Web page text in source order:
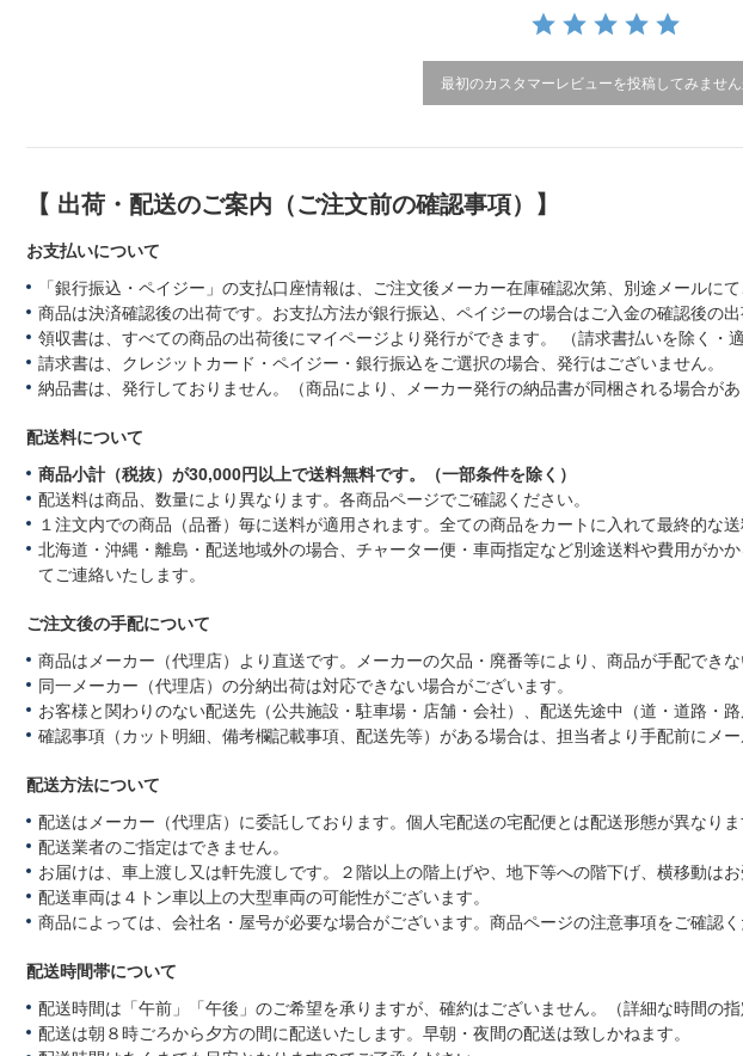
最初のカスタマーレビューを投稿してみません
【 出荷・配送のご案内（ご注文前の確認事項）】
お支払いについて
「銀行振込・ペイジー」の支払口座情報は、ご注文後メーカー在庫確認次第、別途メールに
商品は決済確認後の出荷です。お支払方法が銀行振込、ペイジーの場合はご入金の確認後の出
領収書は、すべての商品の出荷後にマイページより発行ができます。 （請求書払いを除く・
請求書は、クレジットカード・ペイジー・銀行振込をご選択の場合、発行はございません。
納品書は、発行しておりません。（商品により、メーカー発行の納品書が同梱される場合が
配送料について
商品小計（税抜）が30,000円以上で送料無料です。（一部条件を除く）
配送料は商品、数量により異なります。各商品ページでご確認ください。
１注文内での商品（品番）毎に送料が適用されます。全ての商品をカートに入れて最終的な送
北海道・沖縄・離島・配送地域外の場合、チャーター便・車両指定など別途送料や費用がか
てご連絡いたします。
ご注文後の手配について
商品はメーカー（代理店）より直送です。メーカーの欠品・廃番等により、商品が手配できな
同一メーカー（代理店）の分納出荷は対応できない場合がございます。
お客様と関わりのない配送先（公共施設・駐車場・店舗・会社）、配送先途中（道・道路・
確認事項（カット明細、備考欄記載事項、配送先等）がある場合は、担当者より手配前にメー
配送方法について
配送はメーカー（代理店）に委託しております。個人宅配送の宅配便とは配送形態が異なりま
配送業者のご指定はできません。
お届けは、車上渡し又は軒先渡しです。２階以上の階上げや、地下等への階下げ、横移動はお
配送車両は４トン車以上の大型車両の可能性がございます。
商品によっては、会社名・屋号が必要な場合がございます。商品ページの注意事項をご確認く
配送時間帯について
配送時間は「午前」「午後」のご希望を承りますが、確約はございません。（詳細な時間の指
配送は朝８時ごろから夕方の間に配送いたします。早朝・夜間の配送は致しかねます。